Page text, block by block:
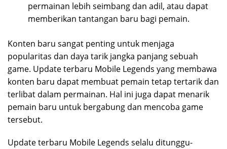
permainan lebih seimbang dan adil, atau dapat
memberikan tantangan baru bagi pemain.
Konten baru sangat penting untuk menjaga
popularitas dan daya tarik jangka panjang sebuah
game. Update terbaru Mobile Legends yang membawa
konten baru dapat membuat pemain tetap tertarik dan
terlibat dalam permainan. Hal ini juga dapat menarik
pemain baru untuk bergabung dan mencoba game
tersebut.
Update terbaru Mobile Legends selalu ditunggu-